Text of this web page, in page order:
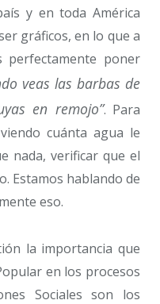
y en toda América
gráficos, en lo que a
perfectamente poner
veas las barbas de
en remojo”. Para
cuánta agua le
nada, verificar que el
Estamos hablando de
eso.
la importancia que
en los procesos
Sociales son los